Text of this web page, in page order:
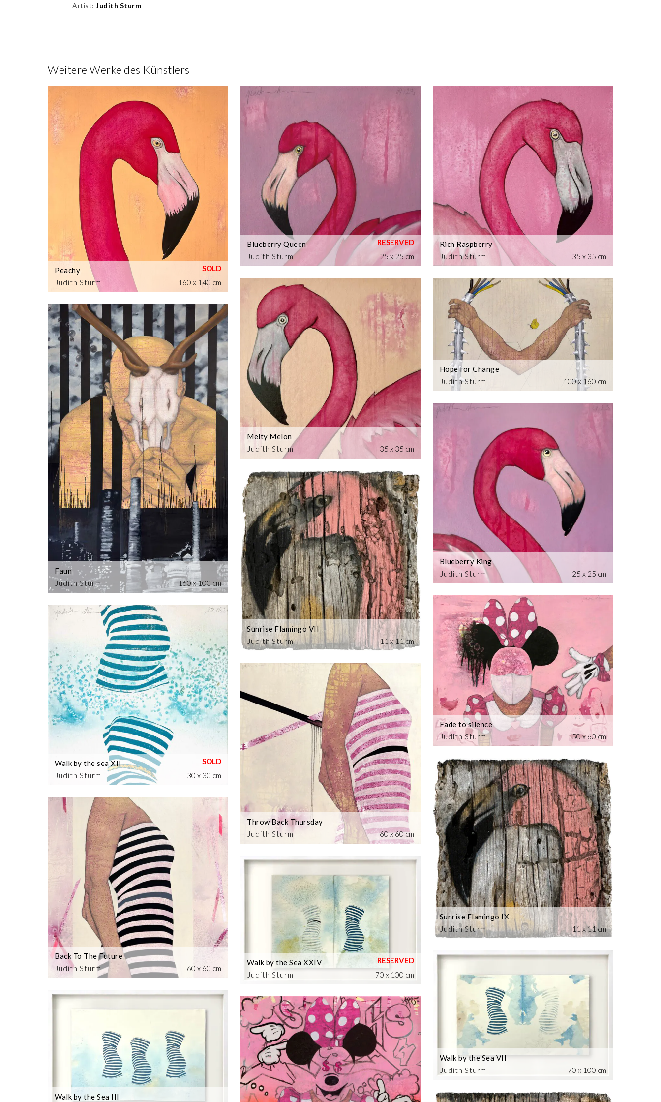
Artist: Judith Sturm
Weitere Werke des Künstlers
Judith Sturm
Peachy
160 x 140 cm
Judith Sturm
Faun
160 x 100 cm
Judith Sturm
Walk by the sea XII
30 x 30 cm
Judith Sturm
Back To The Future
60 x 60 cm
Walk by the Sea III
Judith Sturm
Blueberry Queen
25 x 25 cm
Judith Sturm
Melty Melon
35 x 35 cm
Judith Sturm
Sunrise Flamingo VII
11 x 11 cm
Judith Sturm
Throw Back Thursday
60 x 60 cm
Judith Sturm
Walk by the Sea XXIV
70 x 100 cm
Judith Sturm
Rich Raspberry
35 x 35 cm
Judith Sturm
Hope for Change
100 x 160 cm
Judith Sturm
Blueberry King
25 x 25 cm
Judith Sturm
Fade to silence
50 x 60 cm
Judith Sturm
Sunrise Flamingo IX
11 x 11 cm
Judith Sturm
Walk by the Sea VII
70 x 100 cm